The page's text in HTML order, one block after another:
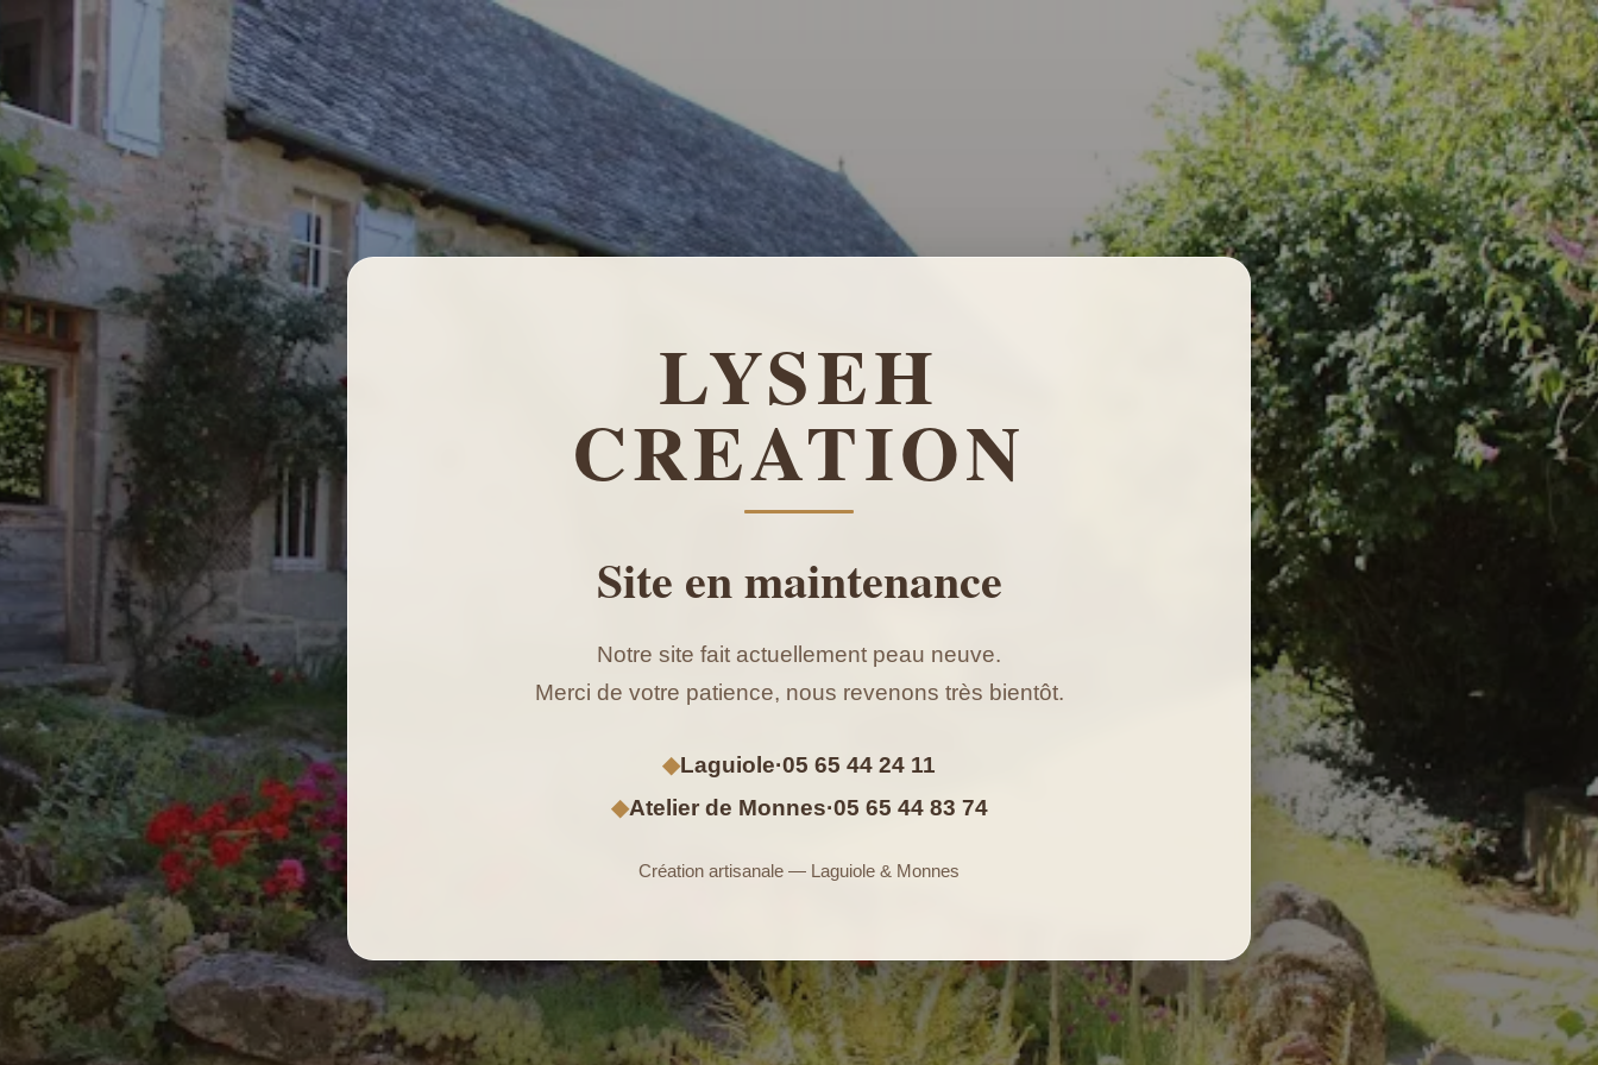
LYSEH
CREATION
Site en maintenance
Notre site fait actuellement peau neuve.
Merci de votre patience, nous revenons très bientôt.
◆Laguiole·05 65 44 24 11
◆Atelier de Monnes·05 65 44 83 74
Création artisanale — Laguiole & Monnes